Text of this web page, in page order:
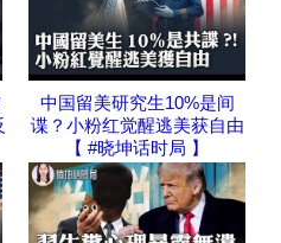
中国留美研究生10%是间
谍？小粉红觉醒逃美获自由
【 #晓坤话时局 】